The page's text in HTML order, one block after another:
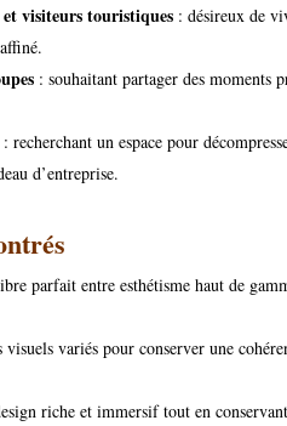
visiteurs touristiques: désireux de
: souhaitant partager des moments
recherchant un espace pour
d’entreprise.
parfait entre esthétisme haut de
visuels variés pour conserver une
riche et immersif tout en